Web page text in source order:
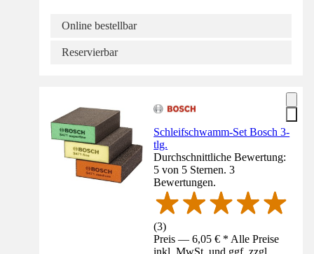
Online bestellbar
Reservierbar
Schleifschwamm-Set Bosch 3-
tlg.
Durchschnittliche Bewertung:
5 von 5 Sternen. 3
Bewertungen.
(3)
Preis — 6,05 € * Alle Preise
inkl. MwSt. und ggf. zzgl.